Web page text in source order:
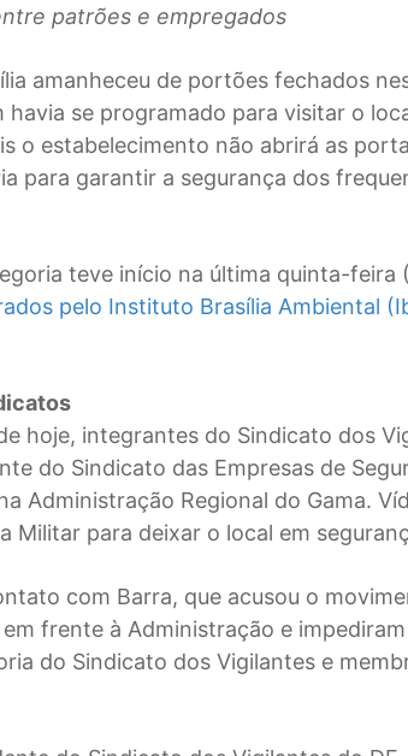
patrões e empregados
amanheceu de portões fechados
havia se programado para visitar o
o estabelecimento não abrirá as
para garantir a segurança dos
teve início na última quinta-feira
pelo Instituto Brasília Ambiental
hoje, integrantes do Sindicato dos
do Sindicato das Empresas de
Administração Regional do Gama.
Militar para deixar o local em
com Barra, que acusou o
frente à Administração e
do Sindicato dos Vigilantes e